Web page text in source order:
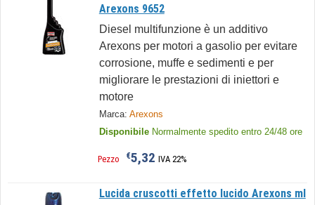
Arexons 9652
Diesel multifunzione è un additivo
Arexons per motori a gasolio per evitare
corrosione, muffe e sedimenti e per
migliorare le prestazioni di iniettori e
motore
Marca: Arexons
Disponibile Normalmente spedito entro 24/48 ore
Pezzo €5,32 IVA 22%
Lucida cruscotti effetto lucido Arexons ml